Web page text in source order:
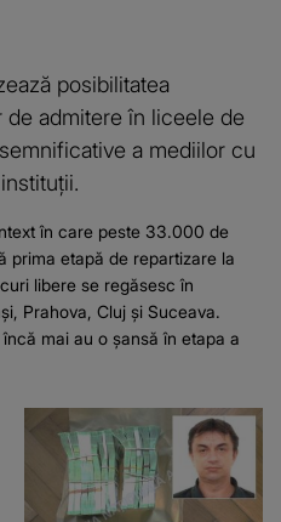
posibilitatea
admitere în liceele de
a mediilor cu
în care peste 33.000 de
prima etapă de repartizare la
libere se regăsesc în
Prahova, Cluj și Suceava.
mai au o șansă în etapa a